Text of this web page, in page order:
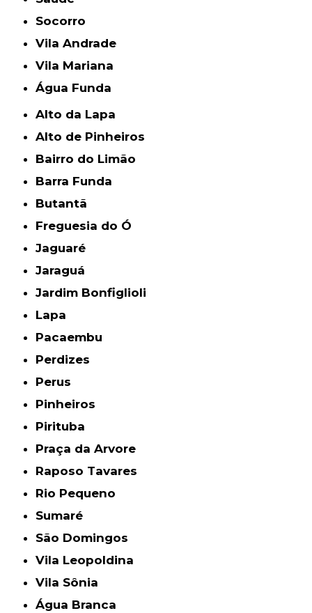
Socorro
Vila Andrade
Vila Mariana
Água Funda
Alto da Lapa
Alto de Pinheiros
Bairro do Limão
Barra Funda
Butantã
Freguesia do Ó
Jaguaré
Jaraguá
Jardim Bonfiglioli
Lapa
Pacaembu
Perdizes
Perus
Pinheiros
Pirituba
Praça da Arvore
Raposo Tavares
Rio Pequeno
Sumaré
São Domingos
Vila Leopoldina
Vila Sônia
Água Branca